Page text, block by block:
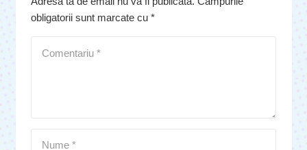
obligatorii sunt marcate cu *